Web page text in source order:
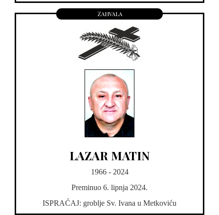
Zahvala
LAZAR MATIN
1966 - 2024
Preminuo 6. lipnja 2024.
ISPRAĆAJ: groblje Sv. Ivana u Metkoviću